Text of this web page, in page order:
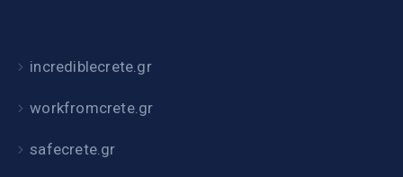
incrediblecrete.gr
workfromcrete.gr
safecrete.gr